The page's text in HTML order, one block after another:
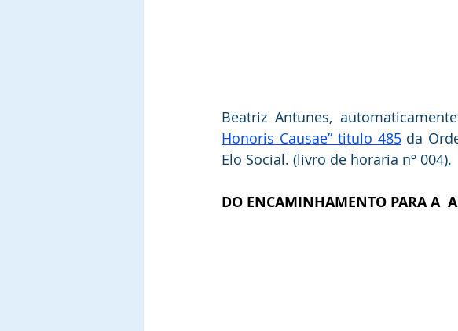
Beatriz Antunes,
Honoris Causae” titulo 485 da
Elo Social. (livro de horaria nº 004).
DO ENCAMINHAMENTO PARA A